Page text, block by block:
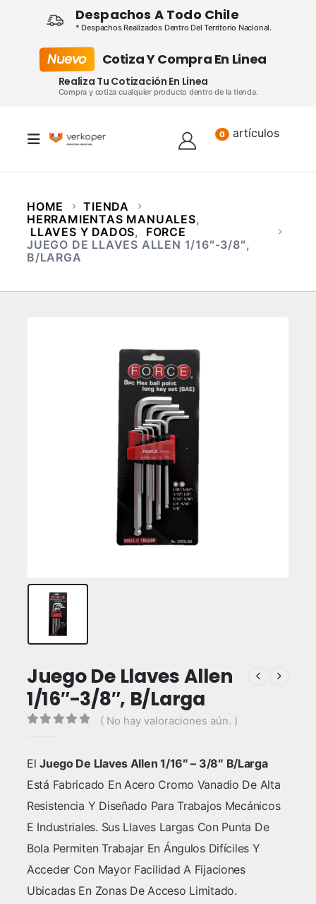
Despachos A Todo Chile
* Despachos Realizados Dentro Del Territorio Nacional.
Nuevo Cotiza Y Compra En Linea
Realiza Tu Cotización En Linea
Compra y cotiza cualquier producto dentro de la tienda.
0 artículos
HOME
TIENDA
HERRAMIENTAS MANUALES,
LLAVES Y DADOS,
FORCE
JUEGO DE LLAVES ALLEN 1/16″-3/8″,
B/LARGA
Juego De Llaves Allen
1/16″-3/8″, B/Larga
( No hay valoraciones aún. )
ElJuego De Llaves Allen 1/16″ – 3/8″ B/Larga
Está Fabricado En Acero Cromo Vanadio De Alta
Resistencia Y Diseñado Para Trabajos Mecánicos
E Industriales. Sus Llaves Largas Con Punta De
Bola Permiten Trabajar En Ángulos Difíciles Y
Acceder Con Mayor Facilidad A Fijaciones
Ubicadas En Zonas De Acceso Limitado.